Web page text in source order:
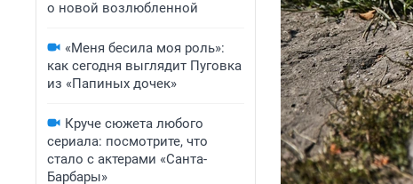
о новой возлюбленной
«Меня бесила моя роль»:
как сегодня выглядит Пуговка
из «Папиных дочек»
Круче сюжета любого
сериала: посмотрите, что
стало с актерами «Санта-
Барбары»